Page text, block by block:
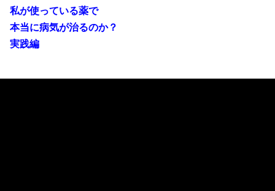
私が使っている薬で
本当に病気が治るのか？
実践編